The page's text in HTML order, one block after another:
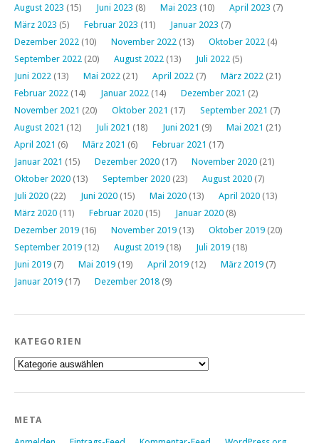
August 2023 (15) Juni 2023 (8) Mai 2023 (10) April 2023 (7)
März 2023 (5) Februar 2023 (11) Januar 2023 (7)
Dezember 2022 (10) November 2022 (13) Oktober 2022 (4)
September 2022 (20) August 2022 (13) Juli 2022 (5)
Juni 2022 (13) Mai 2022 (21) April 2022 (7) März 2022 (21)
Februar 2022 (14) Januar 2022 (14) Dezember 2021 (2)
November 2021 (20) Oktober 2021 (17) September 2021 (7)
August 2021 (12) Juli 2021 (18) Juni 2021 (9) Mai 2021 (21)
April 2021 (6) März 2021 (6) Februar 2021 (17)
Januar 2021 (15) Dezember 2020 (17) November 2020 (21)
Oktober 2020 (13) September 2020 (23) August 2020 (7)
Juli 2020 (22) Juni 2020 (15) Mai 2020 (13) April 2020 (13)
März 2020 (11) Februar 2020 (15) Januar 2020 (8)
Dezember 2019 (16) November 2019 (13) Oktober 2019 (20)
September 2019 (12) August 2019 (18) Juli 2019 (18)
Juni 2019 (7) Mai 2019 (19) April 2019 (12) März 2019 (7)
Januar 2019 (17) Dezember 2018 (9)
KATEGORIEN
Kategorien
META